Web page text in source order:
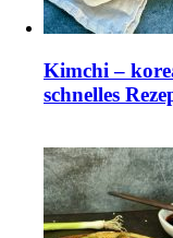
Kimchi –
schnelles